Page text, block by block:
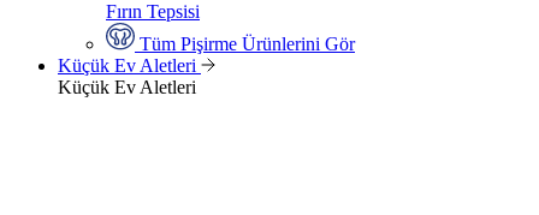
Fırın Tepsisi
Tüm Pişirme Ürünlerini Gör
Küçük Ev Aletleri
Küçük Ev Aletleri